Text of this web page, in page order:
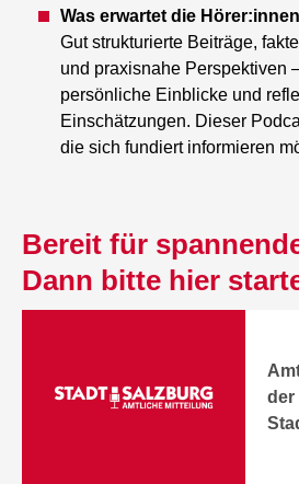
Was erwartet die
Gut strukturierte Beiträge,
und praxisnahe Perspektiven
persönliche Einblicke und
Einschätzungen. Dieser
die sich fundiert informieren
Bereit für
Dann bitte hier
der